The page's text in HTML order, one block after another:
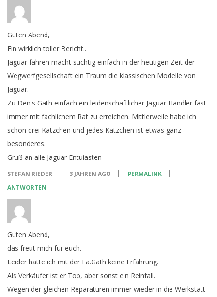
Guten Abend,
Ein wirklich toller Bericht..
Jaguar fahren macht süchtig einfach in der heutigen Zeit der
Wegwerfgesellschaft ein Traum die klassischen Modelle von
Jaguar.
Zu Denis Gath einfach ein leidenschaftlicher Jaguar Händler fast
immer mit fachlichem Rat zu erreichen. Mittlerweile habe ich
schon drei Kätzchen und jedes Kätzchen ist etwas ganz
besonderes.
Gruß an alle Jaguar Entuiasten
STEFAN RIEDER 3 JAHREN AGO
PERMALINK
ANTWORTEN
Guten Abend,
das freut mich für euch.
Leider hatte ich mit der Fa.Gath keine Erfahrung.
Als Verkäufer ist er Top, aber sonst ein Reinfall.
Wegen der gleichen Reparaturen immer wieder in die Werkstatt